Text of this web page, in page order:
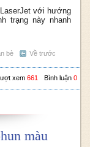
với hướng
trạng này nhanh
Về trước
bè
Bình luận 0
xem 661
màu